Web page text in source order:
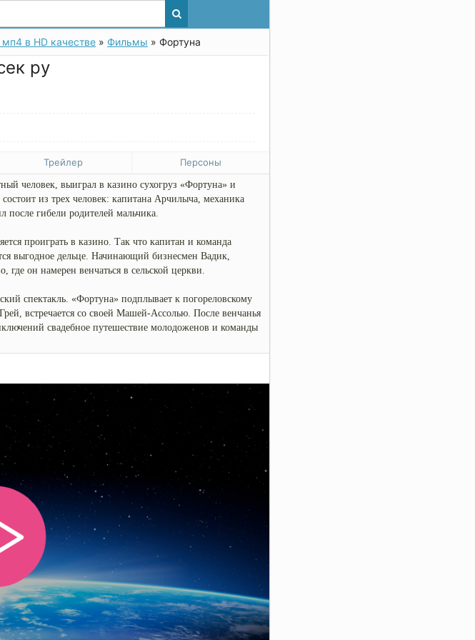
в HD качестве » Фильмы » Фортуна
ру
Трейлер Персоны
человек, выиграл в казино сухогруз «Фортуна» и
из трех человек: капитана Арчилыча, механика
гибели родителей мальчика.
проиграть в казино. Так что капитан и команда
выгодное дельце. Начинающий бизнесмен Вадик,
где он намерен венчаться в сельской церкви.
спектакль. «Фортуна» подплывает к погореловскому
встречается со своей Машей-Ассолью. После венчанья
свадебное путешествие молодоженов и команды